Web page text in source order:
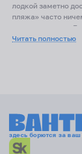
лодкой заметно
пляжа» часто
метров до воды.
неспешный
числом номеров и
наблюдать
доступности. В
здесь спокойнее
Читать полностью
здесь борются за ваш